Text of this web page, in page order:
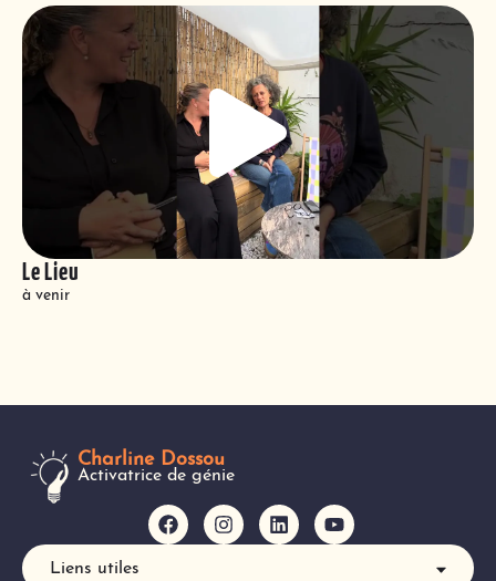
Le Lieu
à venir
Charline Dossou
Activatrice de génie
Liens utiles